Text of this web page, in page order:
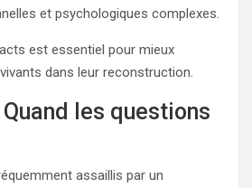
et psychologiques complexes.
est essentiel pour mieux
dans leur reconstruction.
les questions
assaillis par un